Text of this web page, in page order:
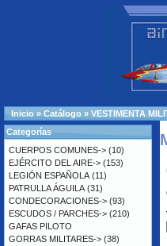
Inicio » Catálogo » VESTIMENTA
Categorías
CUERPOS COMUNES-> (10)
EJÉRCITO DEL AIRE-> (153)
LEGIÓN ESPAÑOLA (11)
PATRULLA ÁGUILA (31)
CONDECORACIONES-> (93)
ESCUDOS / PARCHES-> (210)
GAFAS PILOTO
GORRAS MILITARES-> (38)